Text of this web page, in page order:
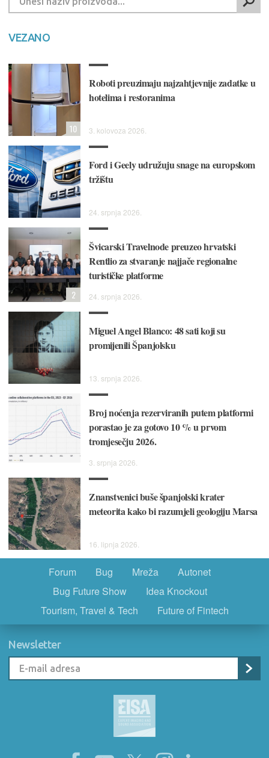
VEZANO
Roboti preuzimaju najzahtjevnije zadatke u
hotelima i restoranima
3. kolovoza 2026.
10
Ford i Geely udružuju snage na europskom
tržištu
24. srpnja 2026.
Švicarski Travelnode preuzeo hrvatski
Rentlio za stvaranje najjače regionalne
turističke platforme
24. srpnja 2026.
2
Miguel Angel Blanco: 48 sati koji su
promijenili Španjolsku
13. srpnja 2026.
Broj noćenja rezerviranih putem platformi
porastao je za gotovo 10 % u prvom
tromjesečju 2026.
3. srpnja 2026.
Znanstvenici buše španjolski krater
meteorita kako bi razumjeli geologiju Marsa
16. lipnja 2026.
Forum Bug Mreža
Autonet
Bug Future Show
Idea Knockout
Tourism, Travel & Tech
Future of Fintech
Newsletter